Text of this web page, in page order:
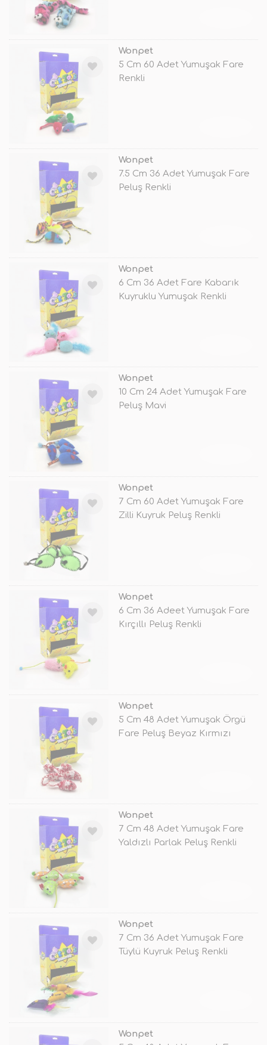
Wonpet
5 Cm 60 Adet Yumuşak Fare
Renkli
Wonpet
7.5 Cm 36 Adet Yumuşak Fare
Peluş Renkli
Wonpet
6 Cm 36 Adet Fare Kabarık
Kuyruklu Yumuşak Renkli
Wonpet
10 Cm 24 Adet Yumuşak Fare
Peluş Mavi
Wonpet
7 Cm 60 Adet Yumuşak Fare
Zilli Kuyruk Peluş Renkli
Wonpet
6 Cm 36 Adeet Yumuşak Fare
Kırçıllı Peluş Renkli
Wonpet
5 Cm 48 Adet Yumuşak Örgü
Fare Peluş Beyaz Kırmızı
Wonpet
7 Cm 48 Adet Yumuşak Fare
Yaldızlı Parlak Peluş Renkli
Wonpet
7 Cm 36 Adet Yumuşak Fare
Tüylü Kuyruk Peluş Renkli
Wonpet